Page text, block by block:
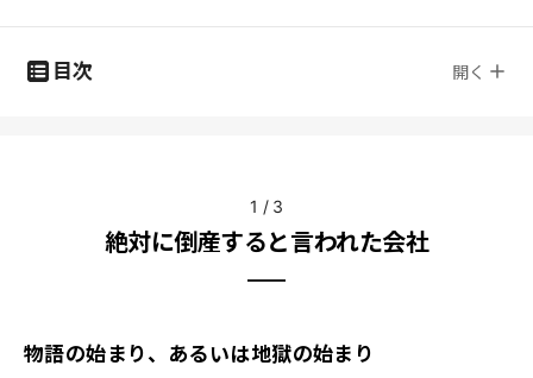
目次 開く
1 / 3
絶対に倒産すると言われた会社
物語の始まり、あるいは地獄の始まり